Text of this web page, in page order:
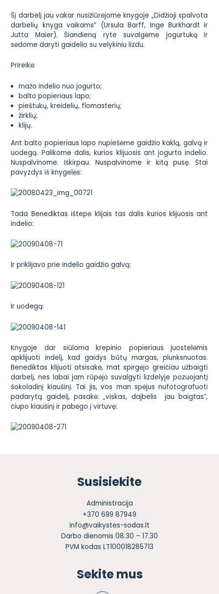
Šį darbelį jau vakar nusižiūrėjome knygoje „Didžioji spalvota
darbelių knyga vaikams” (Ursula Barff, Inge Burkhardt ir
Jutta Maier). Šiandieną ryte suvalgėme jogurtuką ir
sėdome daryti gaidelio su velykiniu lizdu.
Prireikė:
mažo indelio nuo jogurto;
balto popieriaus lapo;
pieštukų, kreidelių, flomasterių;
žirklių;
klijų.
Ant balto popieriaus lapo nupiešėme gaidžio kaklą, galvą ir
uodegą. Palikome dalis, kurios klijuosis ant jogurto indelio.
Nuspalvinome. Iškirpau. Nuspalvinome ir kitą pusę. Štai
pavyzdys iš knygelės:
Tada Benediktas ištepė klijais tas dalis kurios klijuosis ant
indelio:
Ir priklijavo prie indelio gaidžio galvą:
Ir uodegą:
Knygoje dar siūloma krepinio popieriaus juostelėmis
apklijuoti indelį, kad gaidys būtų margas, plunksnuotas.
Benediktas klijuoti atsisakė, mat spirgėjo greičiau užbaigti
darbelį, nes labai jam rūpėjo suvalgyti lizdelyje pozuojantį
šokoladinį kiaušinį. Tai jis, vos man spėjus nufotografuoti
padarytą gaidelį, pasakė: „viskas, dajbelis jau baigtas”,
čiupo kiaušinį ir pabėgo į virtuvę:
Susisiekite
Administracija
+370 699 87949
info@vaikystes-sodas.lt
Darbo dienomis 08.30 – 17.30
PVM kodas LT100018285713
Sekite mus